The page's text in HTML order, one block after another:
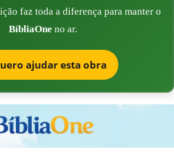
faz toda a diferença para manter o
BíbliaOne no ar.
ajudar esta obra